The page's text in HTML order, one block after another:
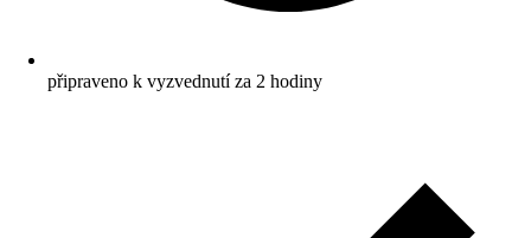
připraveno k vyzvednutí za 2 hodiny